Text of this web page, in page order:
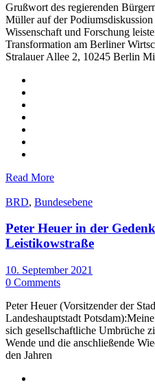
Grußwort des regierenden
Müller auf der
Wissenschaft und Forschung
Transformation am Berliner
Stralauer Allee 2, 10245 Berlin
Read More
BRD, Bundesebene
Peter Heuer in der
Leistikowstraße
10. September 2021
0 Comments
Peter Heuer (Vorsitzender der
Landeshauptstadt
sich gesellschaftliche Umbrüche
Wende und die anschließende
den Jahren